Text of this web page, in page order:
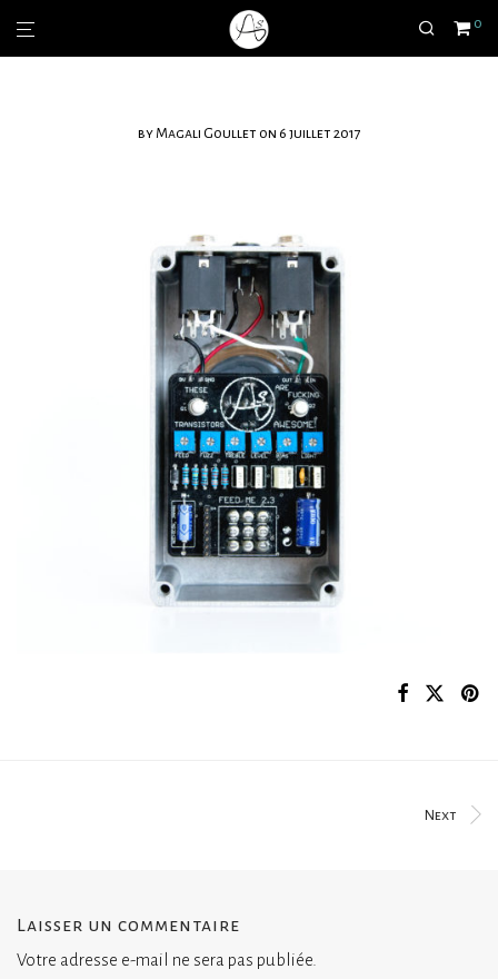
0
byMagali Goullet on 6 juillet 2017
Next
Laisser un commentaire
Votre adresse e-mail ne sera pas publiée.